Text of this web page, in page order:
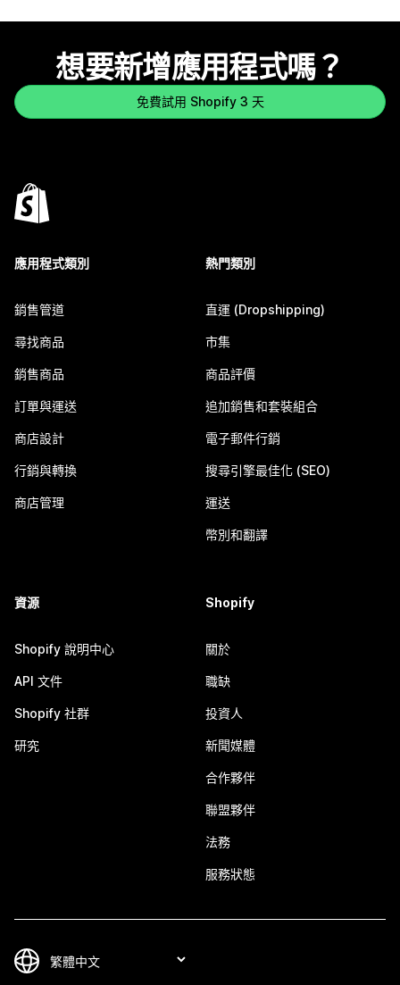
想要新增應用程式嗎？
免費試用 Shopify 3 天
應用程式類別
銷售管道
尋找商品
銷售商品
訂單與運送
商店設計
行銷與轉換
商店管理
熱門類別
直運 (Dropshipping)
市集
商品評價
追加銷售和套裝組合
電子郵件行銷
搜尋引擎最佳化 (SEO)
運送
幣別和翻譯
資源
Shopify 說明中心
API 文件
Shopify 社群
研究
Shopify
關於
職缺
投資人
新聞媒體
合作夥伴
聯盟夥伴
法務
服務狀態